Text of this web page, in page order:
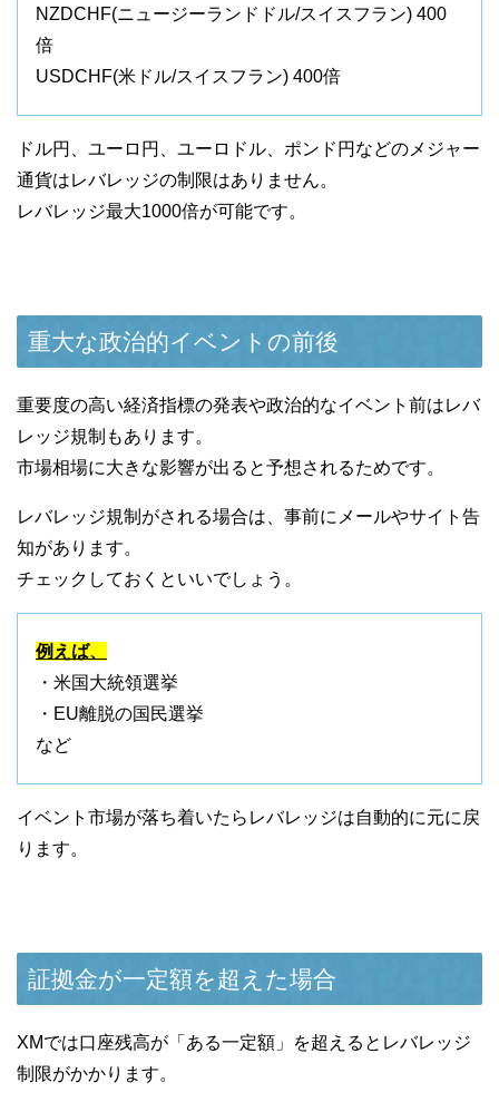
NZDCHF(ニュージーランドドル/スイスフラン) 400
倍
USDCHF(米ドル/スイスフラン) 400倍
ドル円、ユーロ円、ユーロドル、ポンド円などのメジャー
通貨はレバレッジの制限はありません。
レバレッジ最大1000倍が可能です。
重大な政治的イベントの前後
重要度の高い経済指標の発表や政治的なイベント前はレバ
レッジ規制もあります。
市場相場に大きな影響が出ると予想されるためです。
レバレッジ規制がされる場合は、事前にメールやサイト告
知があります。
チェックしておくといいでしょう。
例えば、
・米国大統領選挙
・EU離脱の国民選挙
など
イベント市場が落ち着いたらレバレッジは自動的に元に戻
ります。
証拠金が一定額を超えた場合
XMでは口座残高が「ある一定額」を超えるとレバレッジ
制限がかかります。